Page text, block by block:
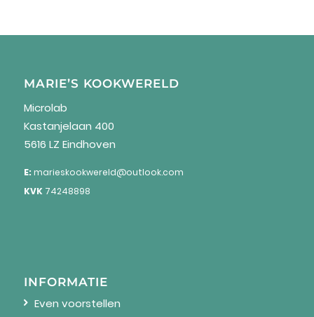
MARIE’S KOOKWERELD
Microlab
Kastanjelaan 400
5616 LZ Eindhoven
E: marieskookwereld@outlook.com
KVK74248898
INFORMATIE
Even voorstellen